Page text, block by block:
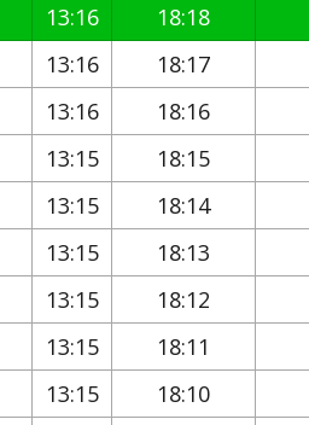
13:16 18:18
13:16 18:17
13:16 18:16
13:15 18:15
13:15 18:14
13:15 18:13
13:15 18:12
13:15 18:11
13:15 18:10